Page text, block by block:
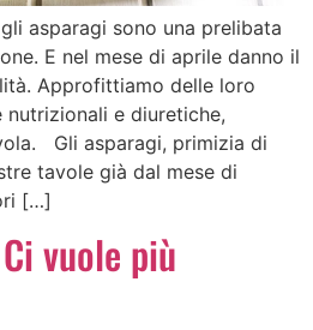
asparagi sono una prelibata
E nel mese di aprile danno il
Approfittiamo delle loro
e diuretiche,
Gli asparagi, primizia di
tavole già dal mese di
[…]
vuole più